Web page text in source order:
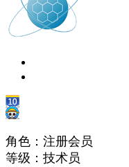
角色：注册会员
等级：技术员